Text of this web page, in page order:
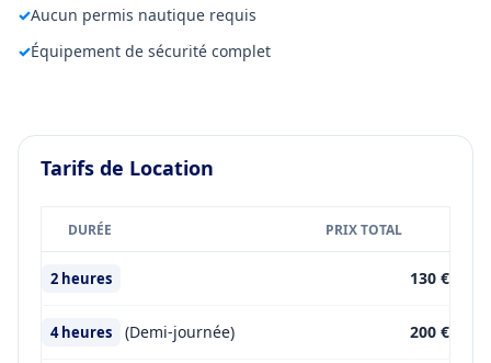
✓Aucun permis nautique requis
✓Équipement de sécurité complet
Tarifs de Location
DURÉE PRIX TOTAL
2 heures 130 €
4 heures (Demi-journée) 200 €